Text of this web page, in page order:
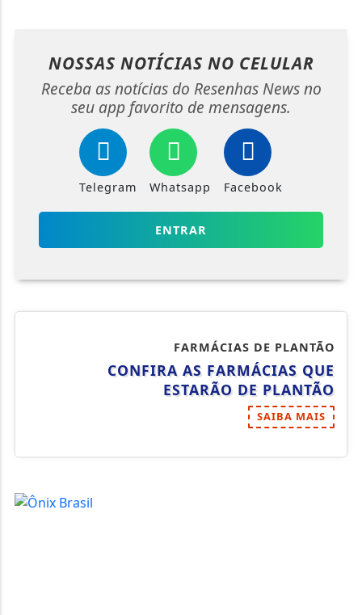
NOSSAS NOTÍCIAS NO CELULAR
Receba as notícias do Resenhas News no
seu app favorito de mensagens.
Telegram Whatsapp Facebook
ENTRAR
FARMÁCIAS DE PLANTÃO
CONFIRA AS FARMÁCIAS QUE
ESTARÃO DE PLANTÃO
SAIBA MAIS